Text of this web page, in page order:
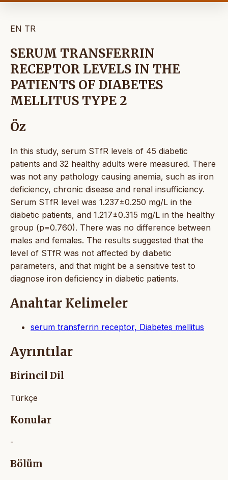
EN TR
SERUM TRANSFERRIN
RECEPTOR LEVELS IN THE
PATIENTS OF DIABETES
MELLITUS TYPE 2
Öz
In this study, serum STfR levels of 45 diabetic
patients and 32 healthy adults were measured. There
was not any pathology causing anemia, such as iron
deficiency, chronic disease and renal insufficiency.
Serum STfR level was 1.237±0.250 mg/L in the
diabetic patients, and 1.217±0.315 mg/L in the healthy
group (p=0.760). There was no difference between
males and females. The results suggested that the
level of STfR was not affected by diabetic
parameters, and that might be a sensitive test to
diagnose iron deficiency in diabetic patients.
Anahtar Kelimeler
serum transferrin receptor, Diabetes mellitus
Ayrıntılar
Birincil Dil
Türkçe
Konular
-
Bölüm